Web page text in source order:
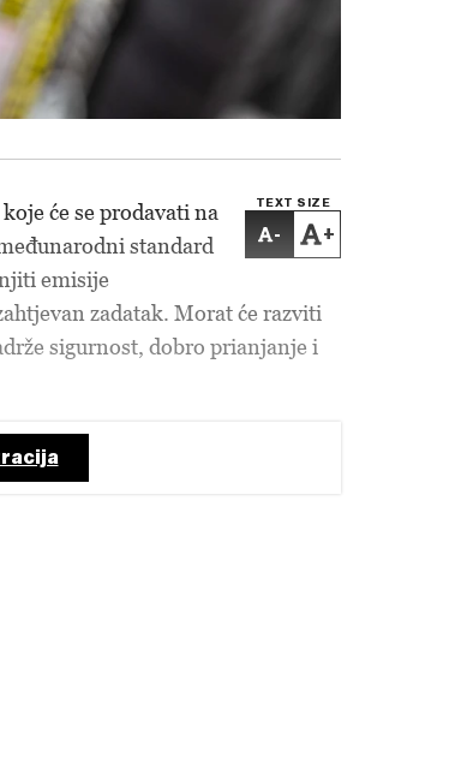
TEXT SIZE
- +
će se prodavati na
standard
emisije
zadatak. Morat će razviti
sigurnost, dobro prianjanje i